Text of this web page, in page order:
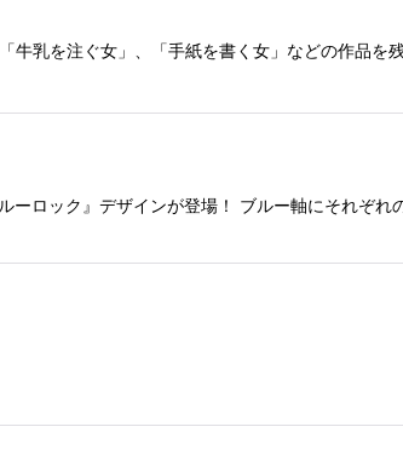
乳を注ぐ女」、「手紙を書く女」などの作品を
ロック』デザインが登場！ ブルー軸にそれぞれ